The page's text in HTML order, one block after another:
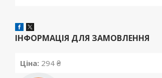
ІНФОРМАЦІЯ ДЛЯ ЗАМОВЛЕННЯ
Ціна: 294 ₴